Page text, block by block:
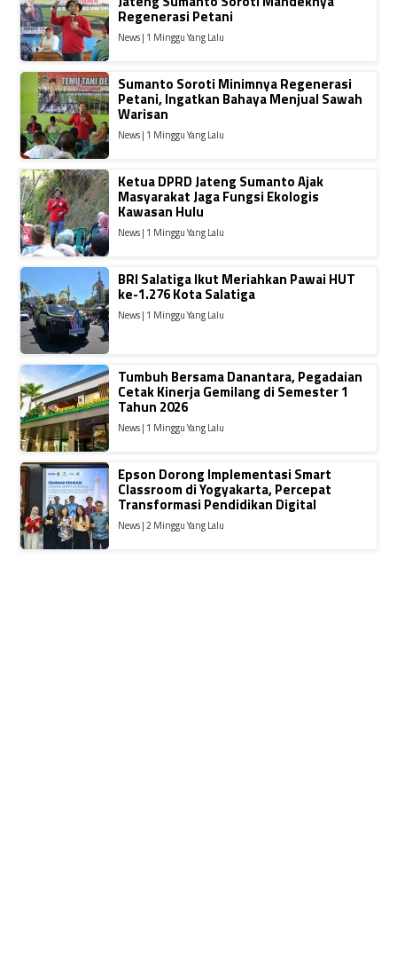
Regenerasi Petani
News | 1 Minggu Yang Lalu
Sumanto Soroti Minimnya Regenerasi
Petani, Ingatkan Bahaya Menjual Sawah
Warisan
News | 1 Minggu Yang Lalu
Ketua DPRD Jateng Sumanto Ajak
Masyarakat Jaga Fungsi Ekologis
Kawasan Hulu
News | 1 Minggu Yang Lalu
BRI Salatiga Ikut Meriahkan Pawai HUT
ke-1.276 Kota Salatiga
News | 1 Minggu Yang Lalu
Tumbuh Bersama Danantara, Pegadaian
Cetak Kinerja Gemilang di Semester 1
Tahun 2026
News | 1 Minggu Yang Lalu
Epson Dorong Implementasi Smart
Classroom di Yogyakarta, Percepat
Transformasi Pendidikan Digital
News | 2 Minggu Yang Lalu